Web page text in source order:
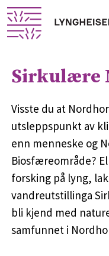
Sirkulære
Visste du at
utsleppspunkt av
enn menneske og
Biosfæreområde?
forsking på lyng,
vandreutstillinga
bli kjend med
samfunnet i